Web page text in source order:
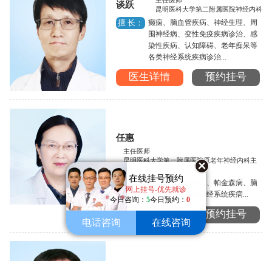
在线挂号预约
网上挂号-优先就诊
今日咨询： 5今日预约： 0
电话咨询 在线咨询
谈跃
昆明医科大学第二附属医院神经内科
擅 长：
癫痫、脑血管疾病、神经生理、周
围神经病、变性免疫疾病诊治、感
染性疾病、认知障碍、老年痴呆等
各类神经系统疾病诊治...
医生详情 预约挂号
任惠
主任医师
昆明医科大学第一附属医院原老年神经内科主
任
擅 长： 癫痫的诊断与治疗、帕金森病、脑
血管病以及各类神经系统疾病...
医生详情 预约挂号